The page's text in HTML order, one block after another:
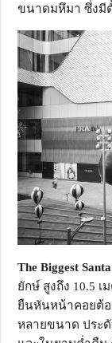
ขนาดมหึมา ซึ่งมี
The Biggest
ยักษ์ สูงถึง 10.5
ยืนหันหน้าคอยต้
หลายขนาด ประ